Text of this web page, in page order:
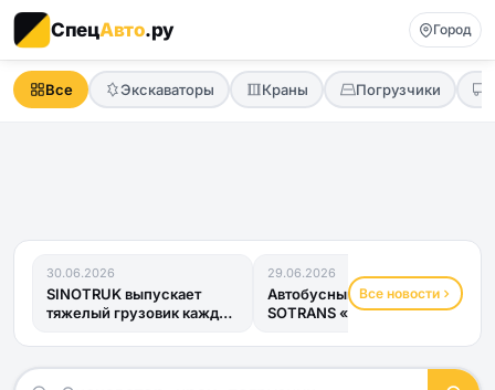
СпецАвто.ру Город
Все Экскаваторы Краны Погрузчики
30.06.2026
SINOTRUK выпускает
тяжелый грузовик каждые
29.06.2026
Автобусный прицеп
SOTRANS «Хвост
и готов к...
Все новости